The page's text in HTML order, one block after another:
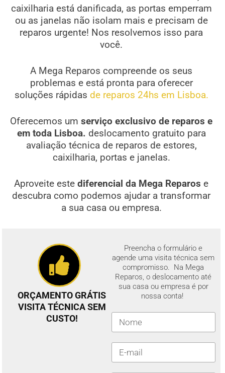
caixilharia está danificada, as portas emperram
ou as janelas não isolam mais e precisam de
reparos urgente! Nos resolvemos isso para
você.
A Mega Reparos compreende os seus
problemas e está pronta para oferecer
soluções rápidas de reparos 24hs em Lisboa.
Oferecemos um serviço exclusivo de reparos e
em toda Lisboa. deslocamento gratuito para
avaliação técnica de reparos de estores,
caixilharia, portas e janelas.
Aproveite estediferencial da Mega Reparos e
descubra como podemos ajudar a transformar
a sua casa ou empresa.
ORÇAMENTO GRÁTIS
VISITA TÉCNICA SEM
CUSTO!
Preencha o formulário e
agende uma visita técnica sem
compromisso. Na Mega
Reparos, o deslocamento até
sua casa ou empresa é por
nossa conta!